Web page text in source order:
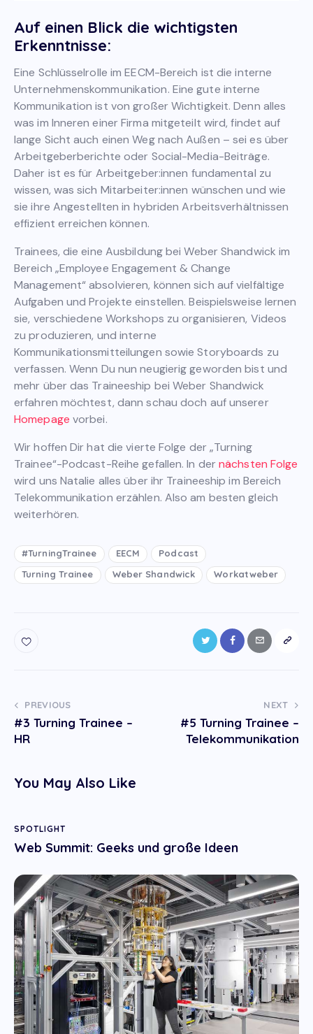
Auf einen Blick die wichtigsten
Erkenntnisse:
Eine Schlüsselrolle im EECM-Bereich ist die interne
Unternehmenskommunikation. Eine gute interne
Kommunikation ist von großer Wichtigkeit. Denn alles
was im Inneren einer Firma mitgeteilt wird, findet auf
lange Sicht auch einen Weg nach Außen – sei es über
Arbeitgeberberichte oder Social-Media-Beiträge.
Daher ist es für Arbeitgeber:innen fundamental zu
wissen, was sich Mitarbeiter:innen wünschen und wie
sie ihre Angestellten in hybriden Arbeitsverhältnissen
effizient erreichen können.
Trainees, die eine Ausbildung bei Weber Shandwick im
Bereich „Employee Engagement & Change
Management“ absolvieren, können sich auf vielfältige
Aufgaben und Projekte einstellen. Beispielsweise lernen
sie, verschiedene Workshops zu organisieren, Videos
zu produzieren, und interne
Kommunikationsmitteilungen sowie Storyboards zu
verfassen. Wenn Du nun neugierig geworden bist und
mehr über das Traineeship bei Weber Shandwick
erfahren möchtest, dann schau doch auf unserer
Homepage vorbei.
Wir hoffen Dir hat die vierte Folge der „Turning
Trainee“-Podcast-Reihe gefallen. In dernächsten Folge
wird uns Natalie alles über ihr Traineeship im Bereich
Telekommunikation erzählen. Also am besten gleich
weiterhören.
#TurningTrainee EECM
Podcast
Turning Trainee
Weber Shandwick Workatweber
Post
navigation
PREVIOUS
#3 Turning Trainee –
HR
NEXT
#5 Turning Trainee –
Telekommunikation
You May Also Like
SPOTLIGHT
Web Summit: Geeks und große Ideen